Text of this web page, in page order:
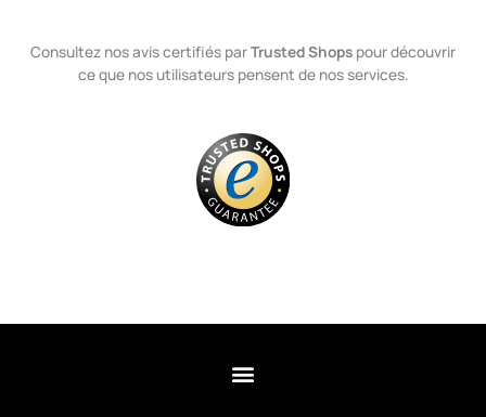
Consultez nos avis certifiés parTrusted Shops pour découvrir
ce que nos utilisateurs pensent de nos services.